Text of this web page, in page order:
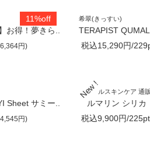
11%off
お得！夢きら..
円)
希翠(きっすい)
TERAPIST
税込15,290円/
Sheet サミー..
円)
ミネラルスキンケア 通
トルマリン シリカ
税込9,900円/225pt.